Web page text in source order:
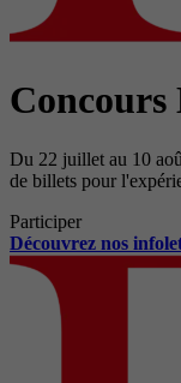
Du 22 juillet au 10
de billets pour
Participer
Découvrez nos